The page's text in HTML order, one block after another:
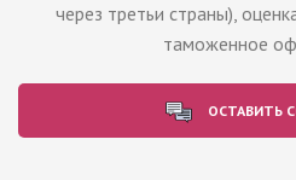
через третьи страны),
таможенное
ОСТАВИТЬ